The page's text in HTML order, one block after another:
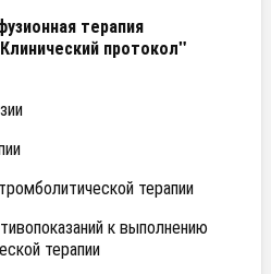
терапия
протокол"
терапии
к выполнению
терапии